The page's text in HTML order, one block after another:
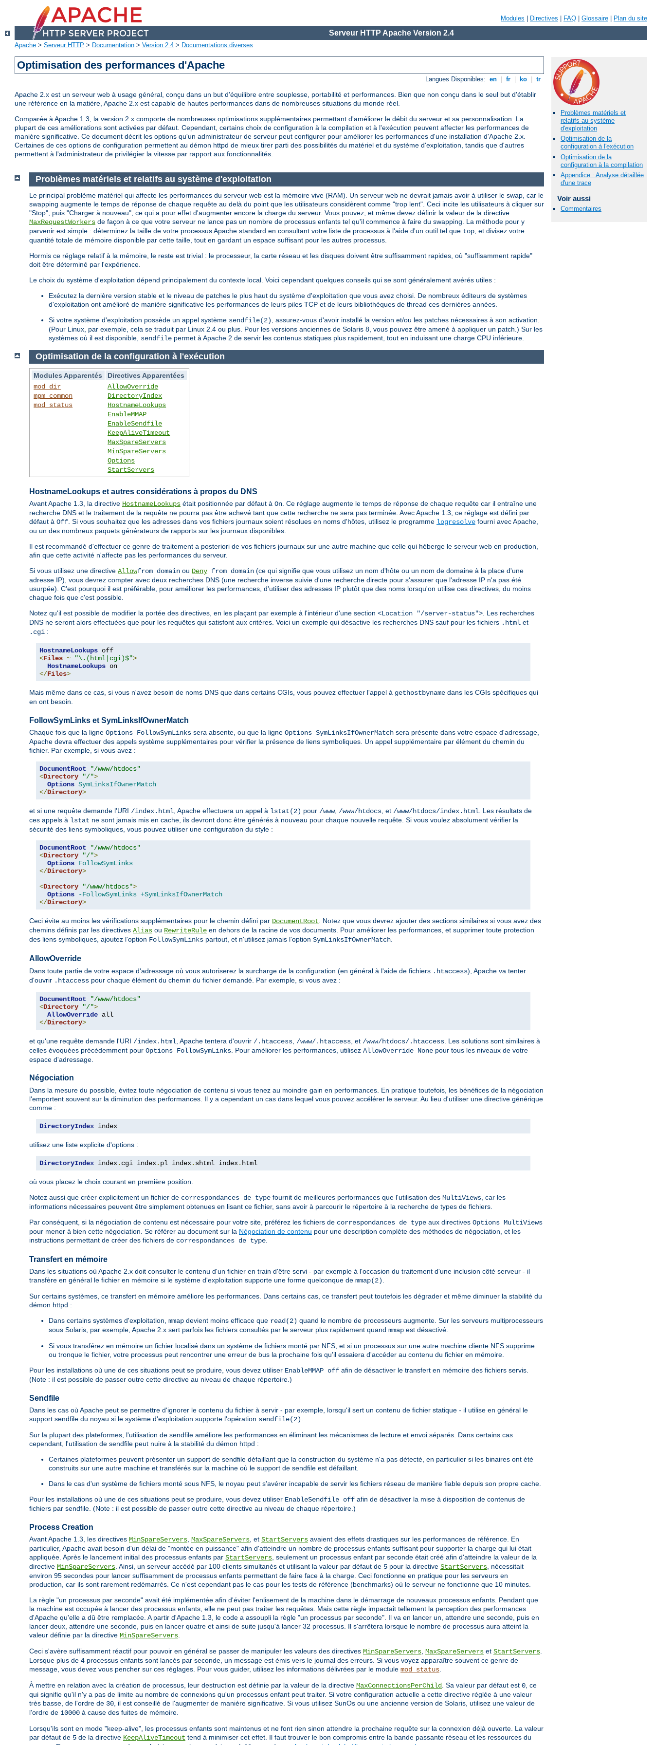
Modules Directives FAQ Glossaire Plan du site
Serveur HTTP Apache Version 2.4
Apache > Serveur HTTP > Documentation > Version 2.4 > Documentations diverses
Optimisation des performances d'Apache
Langues Disponibles: en fr ko tr
Apache 2.x est un serveur web à usage général, conçu dans un but d'équilibre entre souplesse, portabilité et performances. Bien que non conçu dans le seul but d'établir
une référence en la matière, Apache 2.x est capable de hautes performances dans de nombreuses situations du monde réel.
Comparée à Apache 1.3, la version 2.x comporte de nombreuses optimisations supplémentaires permettant d'améliorer le débit du serveur et sa personnalisation. La
plupart de ces améliorations sont activées par défaut. Cependant, certains choix de configuration à la compilation et à l'exécution peuvent affecter les performances de
manière significative. Ce document décrit les options qu'un administrateur de serveur peut configurer pour améliorer les performances d'une installation d'Apache 2.x.
Certaines de ces options de configuration permettent au démon httpd de mieux tirer parti des possibilités du matériel et du système d'exploitation, tandis que d'autres
permettent à l'administrateur de privilégier la vitesse par rapport aux fonctionnalités.
Problèmes matériels et
relatifs au système
d'exploitation
Optimisation de la
configuration à l'exécution
Optimisation de la
configuration à la compilation
Appendice : Analyse détaillée
d'une trace
Voir aussi
Commentaires
Problèmes matériels et relatifs au système d'exploitation
Le principal problème matériel qui affecte les performances du serveur web est la mémoire vive (RAM). Un serveur web ne devrait jamais avoir à utiliser le swap, car le
swapping augmente le temps de réponse de chaque requête au delà du point que les utilisateurs considèrent comme "trop lent". Ceci incite les utilisateurs à cliquer sur
"Stop", puis "Charger à nouveau", ce qui a pour effet d'augmenter encore la charge du serveur. Vous pouvez, et même devez définir la valeur de la directive
MaxRequestWorkers de façon à ce que votre serveur ne lance pas un nombre de processus enfants tel qu'il commence à faire du swapping. La méthode pour y
parvenir est simple : déterminez la taille de votre processus Apache standard en consultant votre liste de processus à l'aide d'un outil tel que top , et divisez votre
quantité totale de mémoire disponible par cette taille, tout en gardant un espace suffisant pour les autres processus.
Hormis ce réglage relatif à la mémoire, le reste est trivial : le processeur, la carte réseau et les disques doivent être suffisamment rapides, où "suffisamment rapide"
doit être déterminé par l'expérience.
Le choix du système d'exploitation dépend principalement du contexte local. Voici cependant quelques conseils qui se sont généralement avérés utiles :
Exécutez la dernière version stable et le niveau de patches le plus haut du système d'exploitation que vous avez choisi. De nombreux éditeurs de systèmes
d'exploitation ont amélioré de manière significative les performances de leurs piles TCP et de leurs bibliothèques de thread ces dernières années.
Si votre système d'exploitation possède un appel système sendfile(2)
, assurez-vous d'avoir installé la version et/ou les patches nécessaires à son activation.
(Pour Linux, par exemple, cela se traduit par Linux 2.4 ou plus. Pour les versions anciennes de Solaris 8, vous pouvez être amené à appliquer un patch.) Sur les
systèmes où il est disponible, sendfile permet à Apache 2 de servir les contenus statiques plus rapidement, tout en induisant une charge CPU inférieure.
Optimisation de la configuration à l'exécution
Modules Apparentés
Directives Apparentées
mod_dir
mpm_common
mod_status
AllowOverride
DirectoryIndex
HostnameLookups
EnableMMAP
EnableSendfile
KeepAliveTimeout
MaxSpareServers
MinSpareServers
Options
StartServers
HostnameLookups et autres considérations à propos du DNS
Avant Apache 1.3, la directive HostnameLookups était positionnée par défaut à On. Ce réglage augmente le temps de réponse de chaque requête car il entraîne une
recherche DNS et le traitement de la requête ne pourra pas être achevé tant que cette recherche ne sera pas terminée. Avec Apache 1.3, ce réglage est défini par
défaut à Off. Si vous souhaitez que les adresses dans vos fichiers journaux soient résolues en noms d'hôtes, utilisez le programme logresolve fourni avec Apache,
ou un des nombreux paquets générateurs de rapports sur les journaux disponibles.
Il est recommandé d'effectuer ce genre de traitement a posteriori de vos fichiers journaux sur une autre machine que celle qui héberge le serveur web en production,
afin que cette activité n'affecte pas les performances du serveur.
Si vous utilisez une directive Allowfrom domain ou Deny from domain (ce qui signifie que vous utilisez un nom d'hôte ou un nom de domaine à la place d'une
adresse IP), vous devrez compter avec deux recherches DNS (une recherche inverse suivie d'une recherche directe pour s'assurer que l'adresse IP n'a pas été
usurpée). C'est pourquoi il est préférable, pour améliorer les performances, d'utiliser des adresses IP plutôt que des noms lorsqu'on utilise ces directives, du moins
chaque fois que c'est possible.
Notez qu'il est possible de modifier la portée des directives, en les plaçant par exemple à l'intérieur d'une section <Location "/server-status">. Les recherches
DNS ne seront alors effectuées que pour les requêtes qui satisfont aux critères. Voici un exemple qui désactive les recherches DNS sauf pour les fichiers .html et
.cgi :
HostnameLookups
<Files ~ "\.(html|cgi)$">
HostnameLookups
</Files>
Mais même dans ce cas, si vous n'avez besoin de noms DNS que dans certains CGIs, vous pouvez effectuer l'appel à gethostbyname dans les CGIs spécifiques qui
en ont besoin.
FollowSymLinks et SymLinksIfOwnerMatch
Chaque fois que la ligne Options FollowSymLinks sera absente, ou que la ligne Options SymLinksIfOwnerMatch sera présente dans votre espace d'adressage,
Apache devra effectuer des appels système supplémentaires pour vérifier la présence de liens symboliques. Un appel supplémentaire par élément du chemin du
fichier. Par exemple, si vous avez :
DocumentRoot
"/www/htdocs"
<Directory "/">
Options SymLinksIfOwnerMatch
</Directory>
et si une requête demande l'URI /index.html, Apache effectuera un appel à lstat(2) pour /www, /www/htdocs, et /www/htdocs/index.html. Les résultats de
ces appels à lstat ne sont jamais mis en cache, ils devront donc être générés à nouveau pour chaque nouvelle requête. Si vous voulez absolument vérifier la
sécurité des liens symboliques, vous pouvez utiliser une configuration du style :
DocumentRoot
"/www/htdocs"
<Directory "/">
Options FollowSymLinks
</Directory>
<Directory "/www/htdocs">
Options
-FollowSymLinks +SymLinksIfOwnerMatch
</Directory>
Ceci évite au moins les vérifications supplémentaires pour le chemin défini par DocumentRoot. Notez que vous devrez ajouter des sections similaires si vous avez des
chemins définis par les directives Alias ou RewriteRule en dehors de la racine de vos documents. Pour améliorer les performances, et supprimer toute protection
des liens symboliques, ajoutez l'option FollowSymLinks partout, et n'utilisez jamais l'option SymLinksIfOwnerMatch.
AllowOverride
Dans toute partie de votre espace d'adressage où vous autoriserez la surcharge de la configuration (en général à l'aide de fichiers .htaccess), Apache va tenter
d'ouvrir .htaccess pour chaque élément du chemin du fichier demandé. Par exemple, si vous avez :
DocumentRoot
"/www/htdocs"
<Directory "/">
AllowOverride
</Directory>
et qu'une requête demande l'URI /index.html , Apache tentera d'ouvrir /.htaccess /www/.htaccess , et /www/htdocs/.htaccess . Les solutions sont similaires à
celles évoquées précédemment pour Options FollowSymLinks . Pour améliorer les performances, utilisez AllowOverride None pour tous les niveaux de votre
espace d'adressage.
Négociation
Dans la mesure du possible, évitez toute négociation de contenu si vous tenez au moindre gain en performances. En pratique toutefois, les bénéfices de la négociation
l'emportent souvent sur la diminution des performances. Il y a cependant un cas dans lequel vous pouvez accélérer le serveur. Au lieu d'utiliser une directive générique
comme :
DirectoryIndex index
utilisez une liste explicite d'options :
DirectoryIndex index. cgi index. pl index. shtml index. html
où vous placez le choix courant en première position.
Notez aussi que créer explicitement un fichier de correspondances de type fournit de meilleures performances que l'utilisation des MultiViews , car les
informations nécessaires peuvent être simplement obtenues en lisant ce fichier, sans avoir à parcourir le répertoire à la recherche de types de fichiers.
Par conséquent, si la négociation de contenu est nécessaire pour votre site, préférez les fichiers de correspondances de type aux directives Options MultiViews
pour mener à bien cette négociation. Se référer au document sur la Négociation de contenu pour une description complète des méthodes de négociation, et les
instructions permettant de créer des fichiers de correspondances de type
Transfert en mémoire
Dans les situations où Apache 2.x doit consulter le contenu d'un fichier en train d'être servi - par exemple à l'occasion du traitement d'une inclusion côté serveur - il
transfère en général le fichier en mémoire si le système d'exploitation supporte une forme quelconque de mmap(2)
Sur certains systèmes, ce transfert en mémoire améliore les performances. Dans certains cas, ce transfert peut toutefois les dégrader et même diminuer la stabilité du
démon httpd :
Dans certains systèmes d'exploitation, mmap devient moins efficace que read(2) quand le nombre de processeurs augmente. Sur les serveurs multiprocesseurs
sous Solaris, par exemple, Apache 2.x sert parfois les fichiers consultés par le serveur plus rapidement quand mmap est désactivé.
Si vous transférez en mémoire un fichier localisé dans un système de fichiers monté par NFS, et si un processus sur une autre machine cliente NFS supprime
ou tronque le fichier, votre processus peut rencontrer une erreur de bus la prochaine fois qu'il essaiera d'accéder au contenu du fichier en mémoire.
Pour les installations où une de ces situations peut se produire, vous devez utiliser EnableMMAP off afin de désactiver le transfert en mémoire des fichiers servis.
(Note : il est possible de passer outre cette directive au niveau de chaque répertoire.)
Sendfile
Dans les cas où Apache peut se permettre d'ignorer le contenu du fichier à servir - par exemple, lorsqu'il sert un contenu de fichier statique - il utilise en général le
support sendfile du noyau si le système d'exploitation supporte l'opération sendfile(2)
Sur la plupart des plateformes, l'utilisation de sendfile améliore les performances en éliminant les mécanismes de lecture et envoi séparés. Dans certains cas
cependant, l'utilisation de sendfile peut nuire à la stabilité du démon httpd :
Certaines plateformes peuvent présenter un support de sendfile défaillant que la construction du système n'a pas détecté, en particulier si les binaires ont été
construits sur une autre machine et transférés sur la machine où le support de sendfile est défaillant.
Dans le cas d'un système de fichiers monté sous NFS, le noyau peut s'avérer incapable de servir les fichiers réseau de manière fiable depuis son propre cache.
Pour les installations où une de ces situations peut se produire, vous devez utiliser EnableSendfile off afin de désactiver la mise à disposition de contenus de
fichiers par sendfile. (Note : il est possible de passer outre cette directive au niveau de chaque répertoire.)
Process Creation
Avant Apache 1.3, les directives MinSpareServers, MaxSpareServers, et StartServers avaient des effets drastiques sur les performances de référence. En
particulier, Apache avait besoin d'un délai de "montée en puissance" afin d'atteindre un nombre de processus enfants suffisant pour supporter la charge qui lui était
appliquée. Après le lancement initial des processus enfants par StartServers, seulement un processus enfant par seconde était créé afin d'atteindre la valeur de la
directive MinSpareServers. Ainsi, un serveur accédé par 100 clients simultanés et utilisant la valeur par défaut de 5 pour la directive StartServers, nécessitait
environ 95 secondes pour lancer suffisamment de processus enfants permettant de faire face à la charge. Ceci fonctionne en pratique pour les serveurs en
production, car ils sont rarement redémarrés. Ce n'est cependant pas le cas pour les tests de référence (benchmarks) où le serveur ne fonctionne que 10 minutes.
La règle "un processus par seconde" avait été implémentée afin d'éviter l'enlisement de la machine dans le démarrage de nouveaux processus enfants. Pendant que
la machine est occupée à lancer des processus enfants, elle ne peut pas traiter les requêtes. Mais cette règle impactait tellement la perception des performances
d'Apache qu'elle a dû être remplacée. A partir d'Apache 1.3, le code a assoupli la règle "un processus par seconde". Il va en lancer un, attendre une seconde, puis en
lancer deux, attendre une seconde, puis en lancer quatre et ainsi de suite jusqu'à lancer 32 processus. Il s'arrêtera lorsque le nombre de processus aura atteint la
valeur définie par la directive MinSpareServers.
Ceci s'avère suffisamment réactif pour pouvoir en général se passer de manipuler les valeurs des directives MinSpareServers, MaxSpareServers et StartServers.
Lorsque plus de 4 processus enfants sont lancés par seconde, un message est émis vers le journal des erreurs. Si vous voyez apparaître souvent ce genre de
message, vous devez vous pencher sur ces réglages. Pour vous guider, utilisez les informations délivrées par le module mod_status.
À mettre en relation avec la création de processus, leur destruction est définie par la valeur de la directive MaxConnectionsPerChild. Sa valeur par défaut est 0, ce
qui signifie qu'il n'y a pas de limite au nombre de connexions qu'un processus enfant peut traiter. Si votre configuration actuelle a cette directive réglée à une valeur
très basse, de l'ordre de 30, il est conseillé de l'augmenter de manière significative. Si vous utilisez SunOs ou une ancienne version de Solaris, utilisez une valeur de
l'ordre de 10000 à cause des fuites de mémoire.
Lorsqu'ils sont en mode "keep-alive", les processus enfants sont maintenus et ne font rien sinon attendre la prochaine requête sur la connexion déjà ouverte. La valeur
par défaut de 5 de la directive KeepAliveTimeout tend à minimiser cet effet. Il faut trouver le bon compromis entre la bande passante réseau et les ressources du